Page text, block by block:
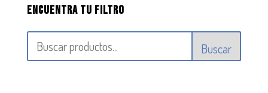
Encuentra tu filtro
Buscar